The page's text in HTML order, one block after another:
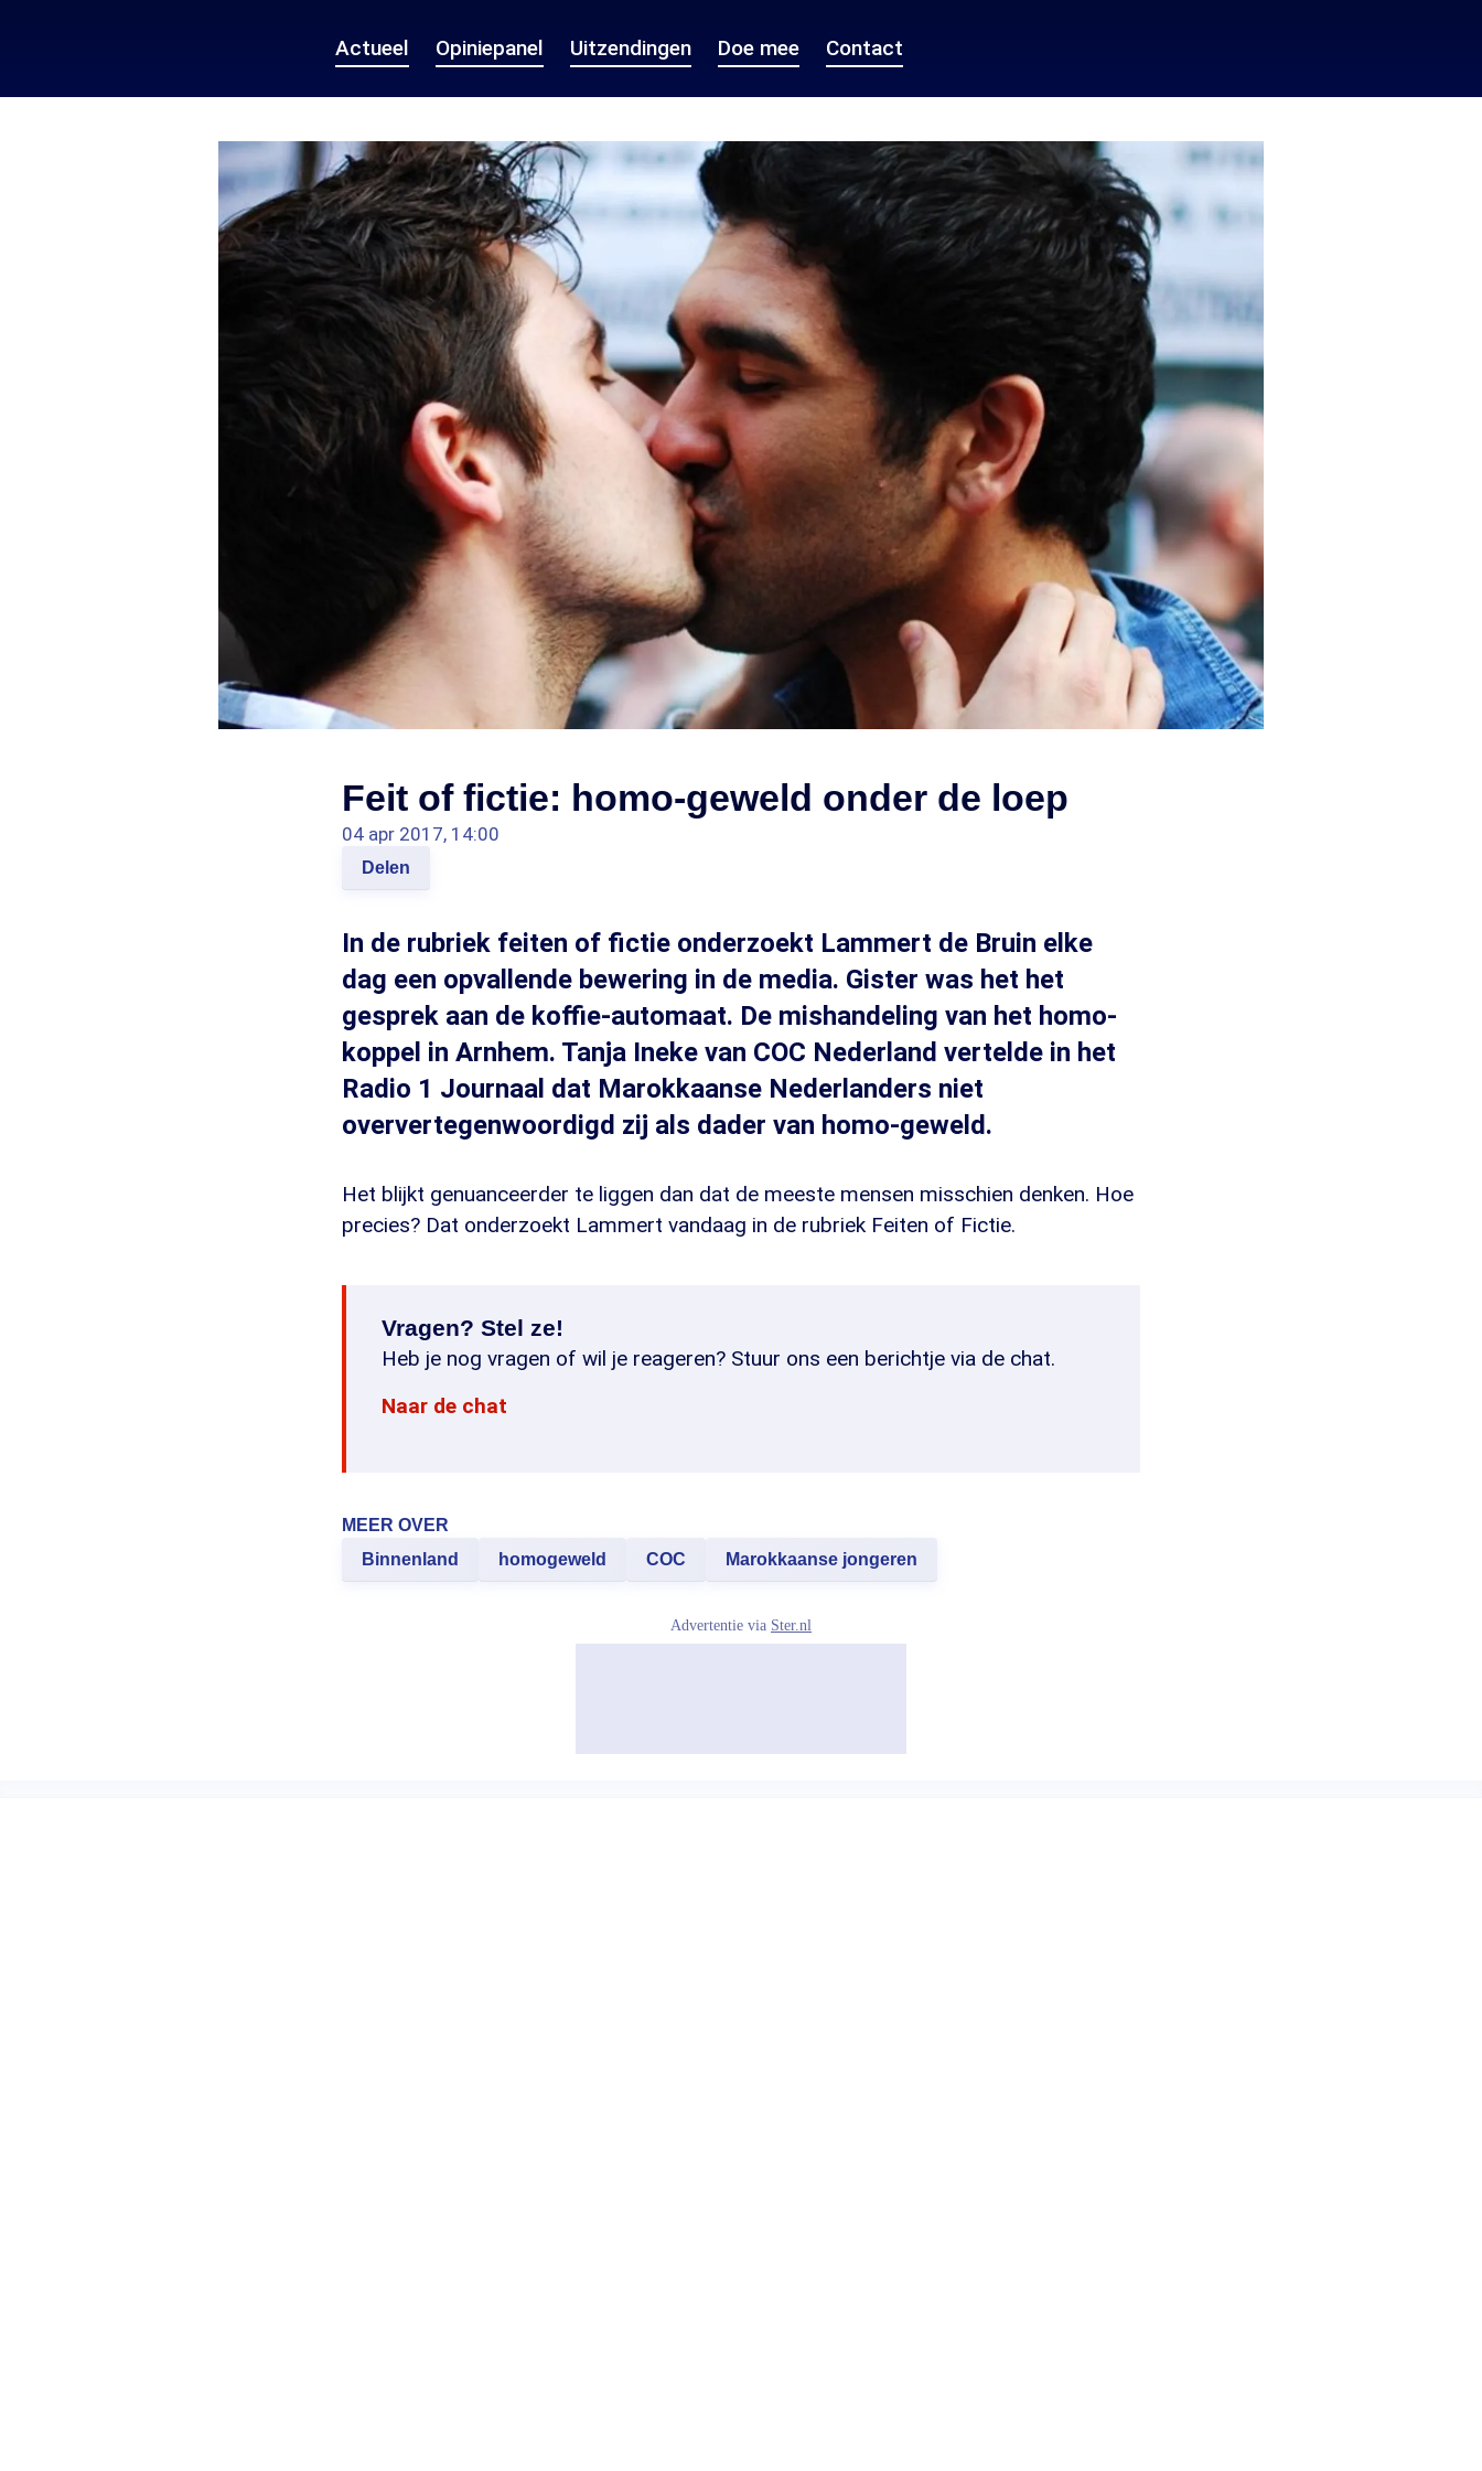
Actueel Opiniepanel Uitzendingen Doe mee Contact
Feit of fictie: homo-geweld onder de loep
04 apr 2017, 14:00
Delen
In de rubriek feiten of fictie onderzoekt Lammert de Bruin elke
dag een opvallende bewering in de media. Gister was het het
gesprek aan de koffie-automaat. De mishandeling van het homo-
koppel in Arnhem. Tanja Ineke van COC Nederland vertelde in het
Radio 1 Journaal dat Marokkaanse Nederlanders niet
oververtegenwoordigd zij als dader van homo-geweld.
Het blijkt genuanceerder te liggen dan dat de meeste mensen misschien denken. Hoe
precies? Dat onderzoekt Lammert vandaag in de rubriek Feiten of Fictie.
Vragen? Stel ze!
Heb je nog vragen of wil je reageren? Stuur ons een berichtje via de chat.
Naar de chat
MEER OVER
Binnenland
homogeweld COC Marokkaanse jongeren
Advertentie via Ster.nl